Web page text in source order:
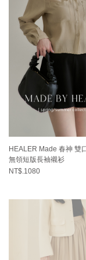
HEALER Made 春神 雙
無領短版長袖襯衫
NT$.1080